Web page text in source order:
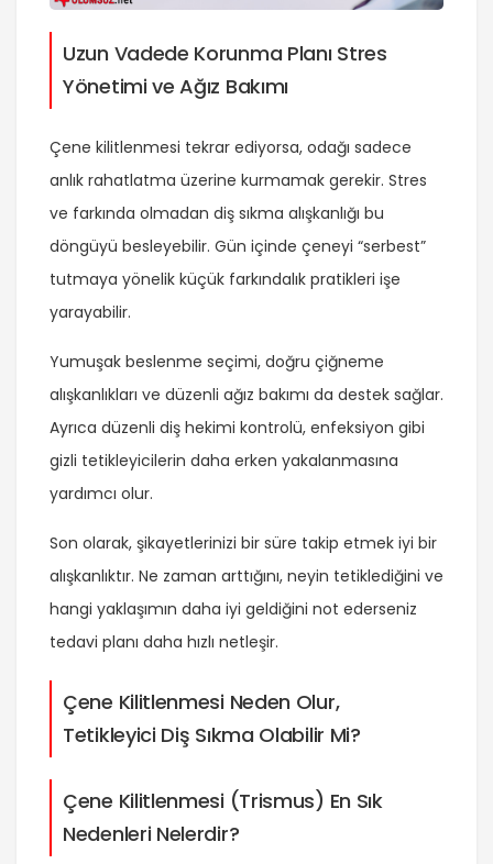
Uzun Vadede Korunma Planı Stres
Yönetimi ve Ağız Bakımı
Çene kilitlenmesi tekrar ediyorsa, odağı sadece
anlık rahatlatma üzerine kurmamak gerekir. Stres
ve farkında olmadan diş sıkma alışkanlığı bu
döngüyü besleyebilir. Gün içinde çeneyi “serbest”
tutmaya yönelik küçük farkındalık pratikleri işe
yarayabilir.
Yumuşak beslenme seçimi, doğru çiğneme
alışkanlıkları ve düzenli ağız bakımı da destek sağlar.
Ayrıca düzenli diş hekimi kontrolü, enfeksiyon gibi
gizli tetikleyicilerin daha erken yakalanmasına
yardımcı olur.
Son olarak, şikayetlerinizi bir süre takip etmek iyi bir
alışkanlıktır. Ne zaman arttığını, neyin tetiklediğini ve
hangi yaklaşımın daha iyi geldiğini not ederseniz
tedavi planı daha hızlı netleşir.
Çene Kilitlenmesi Neden Olur,
Tetikleyici Diş Sıkma Olabilir Mi?
Çene Kilitlenmesi (Trismus) En Sık
Nedenleri Nelerdir?